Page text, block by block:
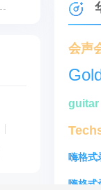
会声
guitar
嗨格式
嗨格式